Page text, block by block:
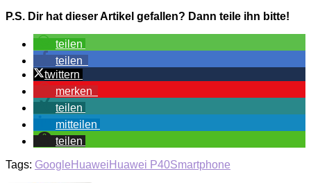
P.S. Dir hat dieser Artikel gefallen? Dann teile ihn bitte!
teilen
teilen
twittern
merken
teilen
mitteilen
teilen
Tags: Google Huawei Huawei P40Smartphone